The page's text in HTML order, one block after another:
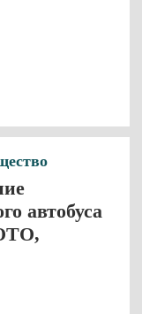
автобуса